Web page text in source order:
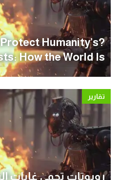
Protect Humanity’s
How the World Is
for Wildfire
Season
تقارير
روبوتات تحمي غابات